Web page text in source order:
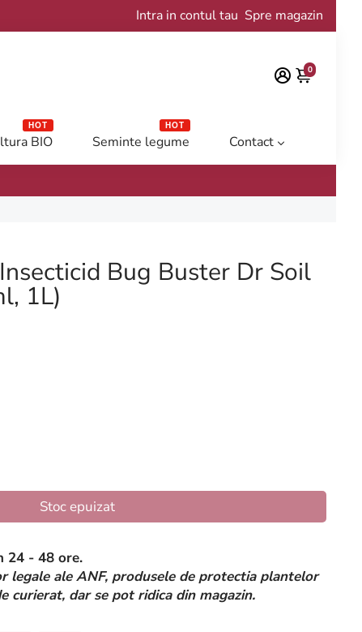
Intra in contul tau Spre magazin
0
BIO
HOT
Seminte legume
HOT
Contact
Bug Buster Dr Soil
1L)
Stoc epuizat
24 - 48 ore.
legale ale ANF, produsele de protectia plantelor
curierat, dar se pot ridica din magazin.